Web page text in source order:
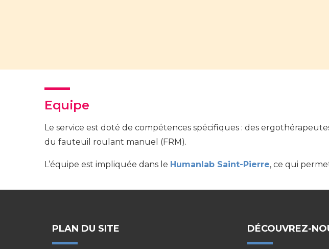
Equipe
Le service est doté de compétences spécifiques : des
du fauteuil roulant manuel (FRM).
L’équipe est impliquée dans le Humanlab Saint-Pierre, ce qui
PLAN DU SITE DÉCOUVREZ-